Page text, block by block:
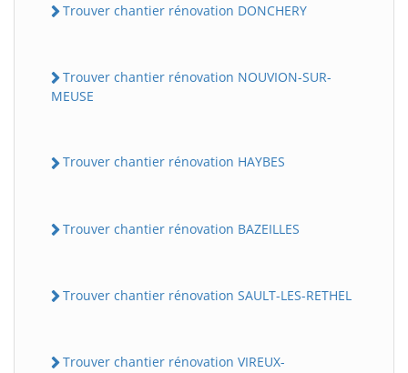
Trouver chantier rénovation DONCHERY
Trouver chantier rénovation NOUVION-SUR-
MEUSE
Trouver chantier rénovation HAYBES
Trouver chantier rénovation BAZEILLES
Trouver chantier rénovation SAULT-LES-RETHEL
Trouver chantier rénovation VIREUX-